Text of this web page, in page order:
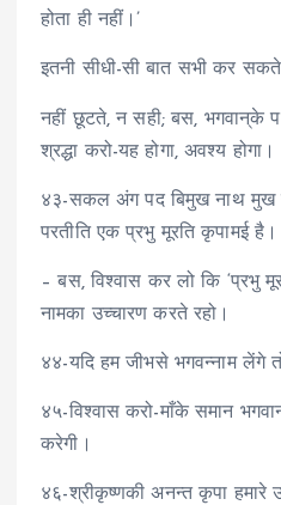
होता ही नहीं।’
इतनी सीधी-सी बात सभी कर
नहीं छूटते, न सही; बस, भगवान्‌के
श्रद्धा करो-यह होगा, अवश्य होगा।
४३-सकल अंग पद बिमुख नाथ
परतीति एक प्रभु मूरति कृपामई है।
– बस, विश्वास कर लो कि ‘प्रभु
नामका उच्चारण करते रहो।
४४-यदि हम जीभसे भगवन्नाम लेंगे
४५-विश्वास करो-माँके समान
करेगी।
४६-श्रीकृष्णकी अनन्त कृपा हमारे